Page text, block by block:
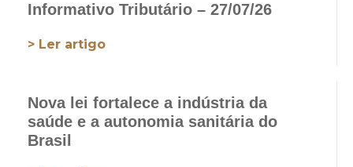
Informativo Tributário – 27/07/26
> Ler artigo
Nova lei fortalece a indústria da
saúde e a autonomia sanitária do
Brasil